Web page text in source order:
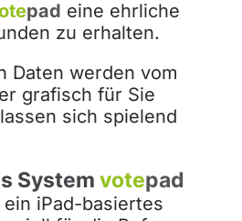
pad eine ehrliche
zu erhalten.
Daten werden vom
grafisch für Sie
sich spielend
System votepad
ein iPad-basiertes